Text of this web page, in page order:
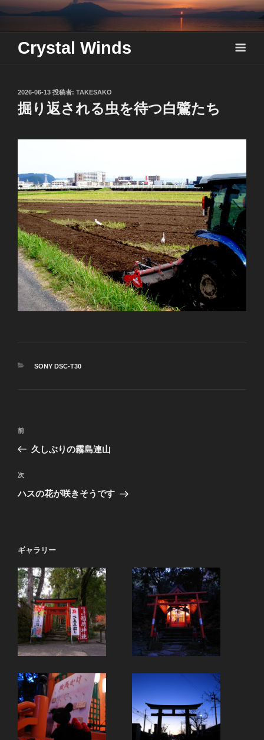
Skip
content
Crystal Winds
投
稿
日:
2026-06-13 投稿者: TAKESAKO
掘り返される虫を待つ白鷺たち
カ
SONY DSC-T30
投
ビ
ゲ
ン
前
の
稿
前
久しぶりの霧島連山
次
の
次
ハスの花が咲きそうです
ギャラリー